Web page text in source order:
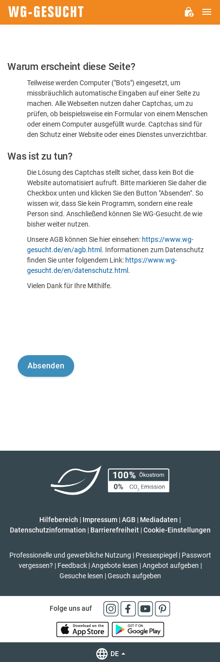
Bitte
dass
sind
Warum erscheint diese Seite?
Teilweise werden Computer ("Bots") eingesetzt, um
missbräuchlich automatische Eingaben auf einer Seite zu
machen. Alle Webseiten nutzen daher Captchas, um zu
prüfen, ob beispielsweise ein Formular von einem Menschen
oder einem Computer ausgefüllt wurde. Captchas sind für
den Schutz einer Website oder eines Dienstes unverzichtbar.
Was ist zu tun?
Die Lösung des Captchas stellt sicher, dass kein Bot die
Website automatisiert aufruft. Bitte markieren Sie daher die
Checkbox unten und klicken Sie den Button "Absenden". So
wissen wir, dass Sie kein Programm, sondern eine reale
Person sind. Anschließend können Sie WG-Gesucht.de wie
bisher weiter nutzen.
Unsere AGB können Sie hier einsehen: https://www.wg-
gesucht.de/en/agb.html . Informationen zum Datenschutz
finden Sie unter folgendem Link: https://www.wg-
gesucht.de/en/datenschutz.html .
Vielen Dank für Ihre Mithilfe.
Hilfebereich | Impressum |AGB | Mediadaten |
Datenschutzinformation | Barrierefreiheit | Cookie-Einstellungen
Professionelle und gewerbliche Nutzung | Pressespiegel | Passwort
vergessen? | Feedback | Angebote lesen | Angebot aufgeben |
Gesuche lesen | Gesuch aufgeben
Folge uns auf
DE